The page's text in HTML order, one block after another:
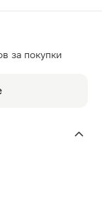
за покупки